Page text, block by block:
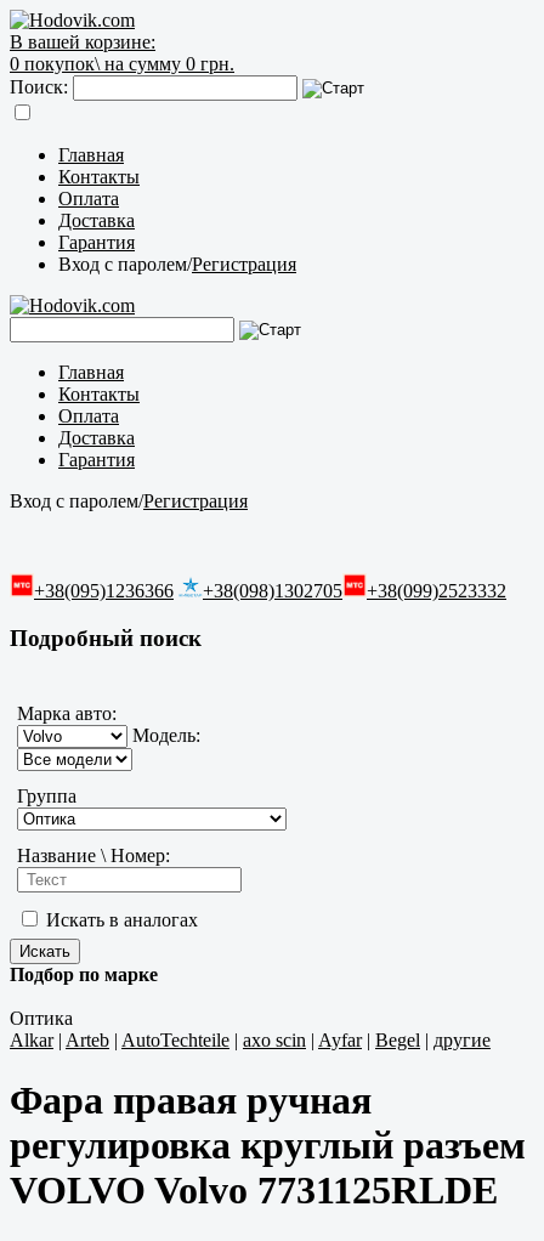
В вашей корзине:
0 покупок\ на сумму 0 грн.
Поиск:
Главная
Контакты
Оплата
Доставка
Гарантия
Вход с паролем/Регистрация
Главная
Контакты
Оплата
Доставка
Гарантия
Вход с паролем/Регистрация
+38(095)1236366 +38(098)1302705 +38(099)2523332
Подробный поиск
Марка авто:
Модель:
Группа
Название \ Номер:
Искать в аналогах
Подбор по марке
Оптика
Alkar| Arteb | AutoTechteile | axo scin | Ayfar| Begel | другие
Фара правая ручная
регулировка круглый разъем
VOLVO Volvo 7731125RLDE